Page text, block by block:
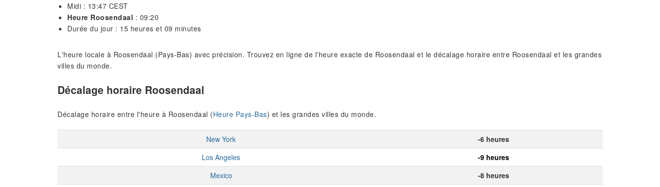
Midi : 13:47 CEST
Heure Roosendaal : 09:20
Durée du jour : 15 heures et 09 minutes
L'heure locale à Roosendaal (Pays-Bas) avec précision. Trouvez en ligne de l'heure exacte de Roosendaal et le décalage horaire entre Roosendaal et les grandes
villes du monde.
Décalage horaire Roosendaal
Décalage horaire entre l'heure à Roosendaal (Heure Pays-Bas) et les grandes villes du monde.
New York
-6 heures
Los Angeles
-9 heures
Mexico
-8 heures